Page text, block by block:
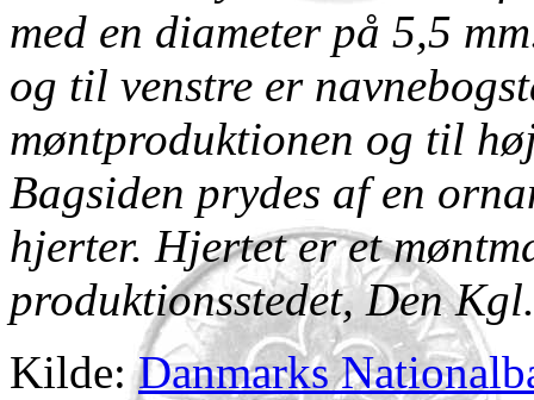
med en diameter på 5,5
og til venstre er
møntproduktionen og til
Bagsiden prydes af en
hjerter. Hjertet er et
produktionsstedet, Den
Kilde:Danmarks